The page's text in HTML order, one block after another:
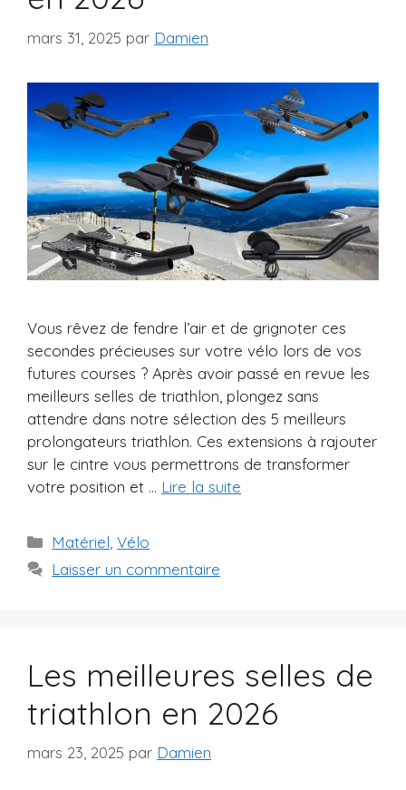
mars 31, 2025 par Damien
Vous rêvez de fendre l’air et de grignoter ces
secondes précieuses sur votre vélo lors de vos
futures courses ? Après avoir passé en revue les
meilleurs selles de triathlon, plongez sans
attendre dans notre sélection des 5 meilleurs
prolongateurs triathlon. Ces extensions à rajouter
sur le cintre vous permettrons de transformer
votre position et … Lire la suite
Catégories
Matériel ,Vélo
Laisser un commentaire
Les meilleures selles de
triathlon en 2026
mars 23, 2025 par Damien